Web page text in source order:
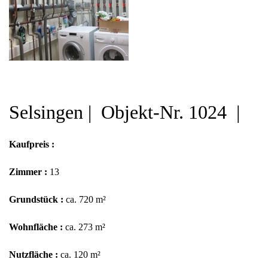
Selsingen | Objekt-Nr. 1024 |
Kaufpreis :
Zimmer : 13
Grundstück : ca. 720 m²
Wohnfläche : ca. 273 m²
Nutzfläche : ca. 120 m²